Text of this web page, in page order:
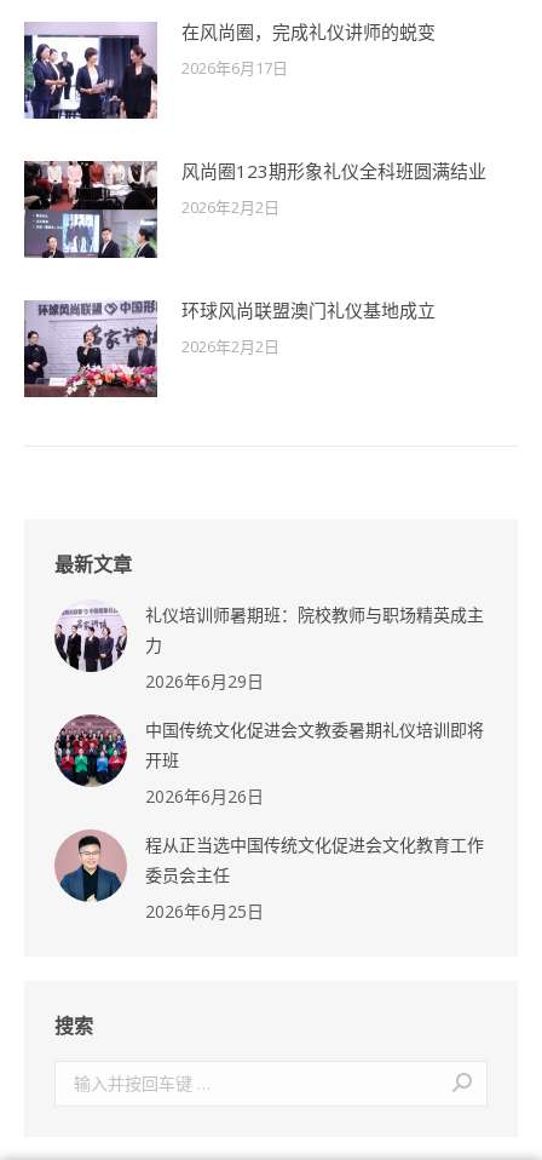
在风尚圈，完成礼仪讲师的蜕变
2026年6月17日
风尚圈123期形象礼仪全科班圆满结业
2026年2月2日
环球风尚联盟澳门礼仪基地成立
2026年2月2日
最新文章
礼仪培训师暑期班：院校教师与职场精英成主
力
2026年6月29日
中国传统文化促进会文教委暑期礼仪培训即将
开班
2026年6月26日
程从正当选中国传统文化促进会文化教育工作
委员会主任
2026年6月25日
搜索